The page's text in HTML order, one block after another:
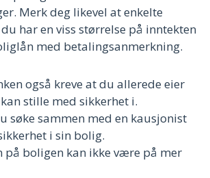
Merk deg likevel at enkelte
har en viss størrelse på inntekten
med betalingsanmerkning.
også kreve at du allerede eier
stille med sikkerhet i.
søke sammen med en kausjonist
i sin bolig.
på boligen kan ikke være på mer